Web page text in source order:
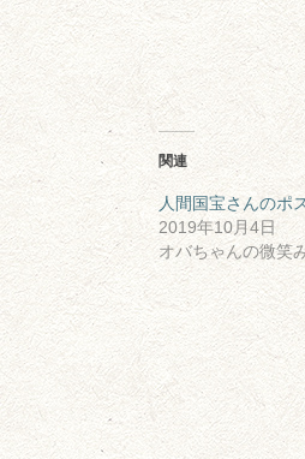
関連
人間国宝さんのポ
2019年10月4日
オバちゃんの微笑